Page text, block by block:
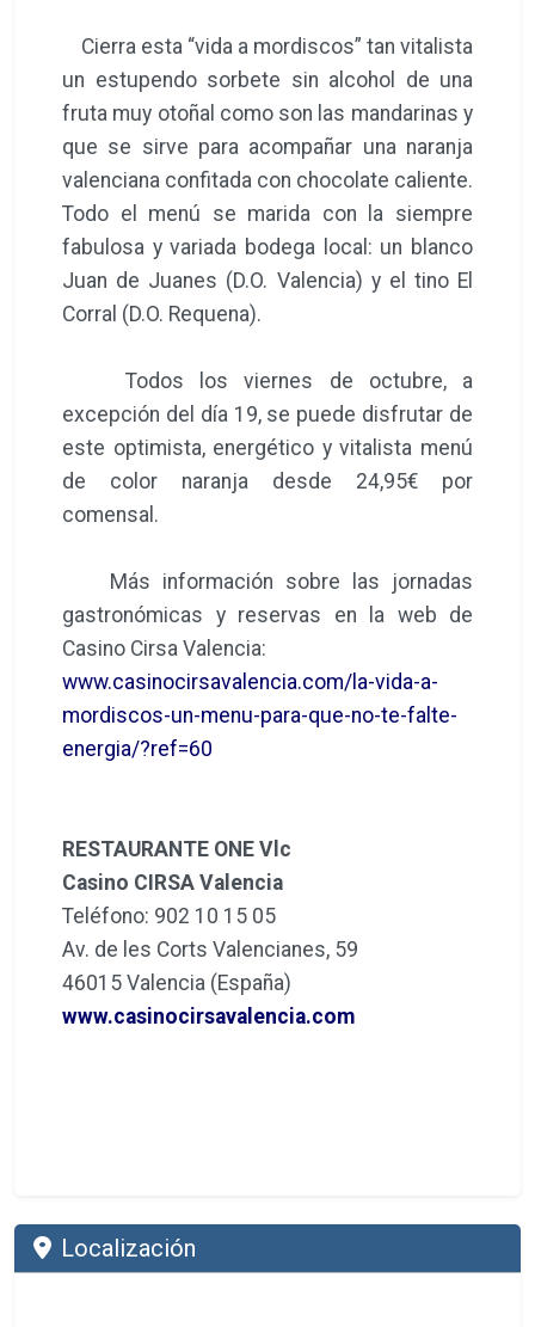
Cierra esta “vida a mordiscos” tan vitalista
un estupendo sorbete sin alcohol de una
fruta muy otoñal como son las mandarinas y
que se sirve para acompañar una naranja
valenciana confitada con chocolate caliente.
Todo el menú se marida con la siempre
fabulosa y variada bodega local: un blanco
Juan de Juanes (D.O. Valencia) y el tino El
Corral (D.O. Requena).
Todos los viernes de octubre, a
excepción del día 19, se puede disfrutar de
este optimista, energético y vitalista menú
de color naranja desde 24,95€ por
comensal.
Más información sobre las jornadas
gastronómicas y reservas en la web de
Casino Cirsa Valencia:
www.casinocirsavalencia.com/la-vida-a-
mordiscos-un-menu-para-que-no-te-falte-
energia/?ref=60
RESTAURANTE ONE Vlc
Casino CIRSA Valencia
Teléfono: 902 10 15 05
Av. de les Corts Valencianes, 59
46015 Valencia (España)
www.casinocirsavalencia.com
Localización